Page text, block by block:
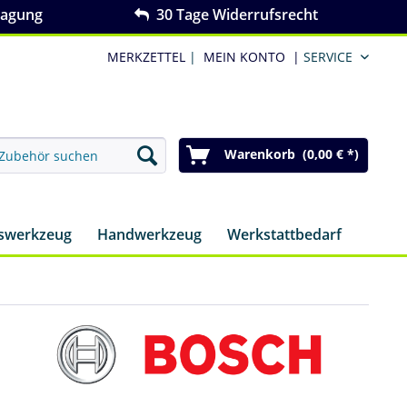
30 Tage Widerrufsrecht
MERKZETTEL | MEIN KONTO | SERVICE
Warenkorb (0,00 € *)
Handwerkzeug Werkstattbedarf